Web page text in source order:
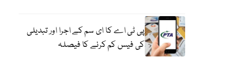
پی ٹی اے کا ای سم کے اجرا اور تبدیلی
کی فیس کم کرنے کا فیصلہ